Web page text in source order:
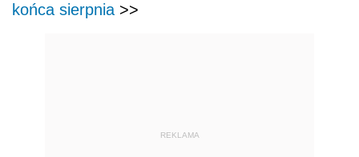
końca sierpnia >>
REKLAMA